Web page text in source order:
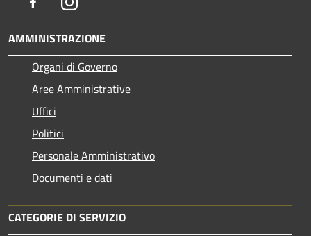
AMMINISTRAZIONE
Organi di Governo
Aree Amministrative
Uffici
Politici
Personale Amministrativo
Documenti e dati
CATEGORIE DI SERVIZIO